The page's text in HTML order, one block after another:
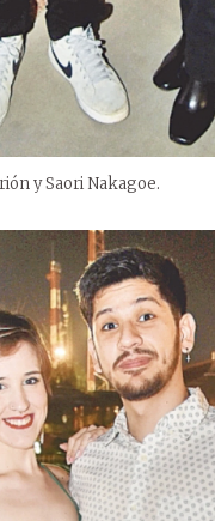
y Saori Nakagoe.